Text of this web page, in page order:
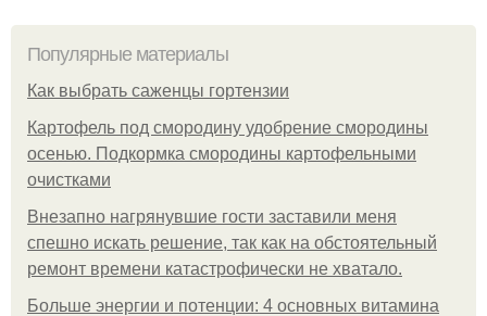
Популярные материалы
Как выбрать саженцы гортензии
Картофель под смородину удобрение смородины
осенью. Подкормка смородины картофельными
очистками
Внезапно нагрянувшие гости заставили меня
спешно искать решение, так как на обстоятельный
ремонт времени катастрофически не хватало.
Больше энергии и потенции: 4 основных витамина